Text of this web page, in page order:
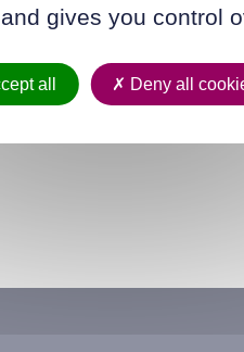
gives you control
all Deny all